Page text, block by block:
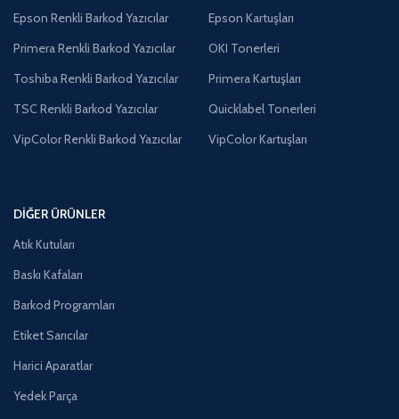
Epson Renkli Barkod Yazıcılar
Primera Renkli Barkod Yazıcılar
Toshiba Renkli Barkod Yazıcılar
TSC Renkli Barkod Yazıcılar
VipColor Renkli Barkod Yazıcılar
Epson Kartuşları
OKI Tonerleri
Primera Kartuşları
Quicklabel Tonerleri
VipColor Kartuşları
DIĞER ÜRÜNLER
Atık Kutuları
Baskı Kafaları
Barkod Programları
Etiket Sarıcılar
Harici Aparatlar
Yedek Parça